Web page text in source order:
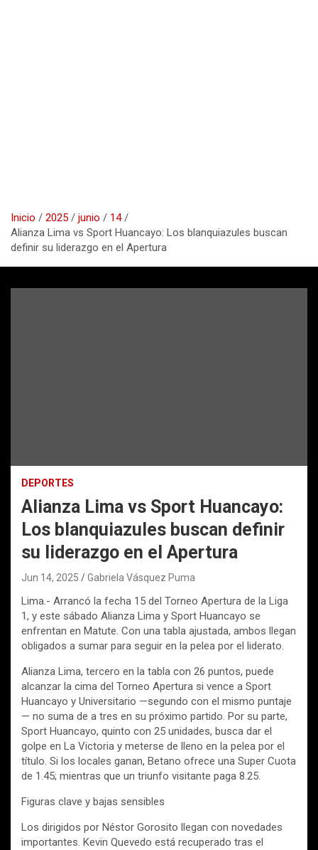
Inicio 2025 junio
14
Alianza Lima vs Sport Huancayo: Los blanquiazules buscan
definir su liderazgo en el Apertura
DEPORTES
Alianza Lima vs Sport Huancayo:
Los blanquiazules buscan definir
su liderazgo en el Apertura
Jun 14, 2025 Gabriela Vásquez Puma
Lima.- Arrancó la fecha 15 del Torneo Apertura de la Liga
1, y este sábado Alianza Lima y Sport Huancayo se
enfrentan en Matute. Con una tabla ajustada, ambos llegan
obligados a sumar para seguir en la pelea por el liderato.
Alianza Lima, tercero en la tabla con 26 puntos, puede
alcanzar la cima del Torneo Apertura si vence a Sport
Huancayo y Universitario —segundo con el mismo puntaje
— no suma de a tres en su próximo partido. Por su parte,
Sport Huancayo, quinto con 25 unidades, busca dar el
golpe en La Victoria y meterse de lleno en la pelea por el
título. Si los locales ganan, Betano ofrece una Super Cuota
de 1.45; mientras que un triunfo visitante paga 8.25.
Figuras clave y bajas sensibles
Los dirigidos por Néstor Gorosito llegan con novedades
importantes. Kevin Quevedo está recuperado tras el